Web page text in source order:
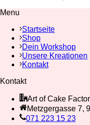
Menu
Startseite
Shop
Dein Workshop
Unsere Kreationen
Kontakt
Kontakt
Art of Cake
Metzgergasse 7,
071 223 15 23